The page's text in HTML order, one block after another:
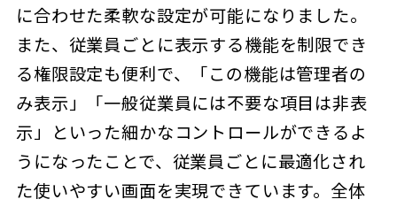
に合わせた柔軟な設定が可能になりました。
また、従業員ごとに表示する機能を制限でき
る権限設定も便利で、「この機能は管理者の
み表示」「一般従業員には不要な項目は非表
示」といった細かなコントロールができるよ
うになったことで、従業員ごとに最適化され
た使いやすい画面を実現できています。全体